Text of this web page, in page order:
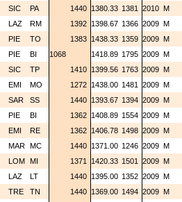
SIC PA 1440 1380.33 1381 2010 M
LAZ RM 1392 1398.67 1366 2009 M
PIE TO 1383 1438.33 1359 2009 M
PIE BI 1068 1418.89 1795 2009 M
SIC TP 1410 1399.56 1763 2009 M
EMI MO 1272 1438.00 1481 2009 M
SAR SS 1440 1393.67 1394 2009 M
PIE BI 1362 1408.89 1554 2009 M
EMI RE 1362 1406.78 1498 2009 M
MAR MC 1440 1371.00 1246 2009 M
LOM MI 1371 1420.33 1501 2009 M
LAZ LT 1440 1395.00 1352 2009 M
TRE TN 1440 1369.00 1494 2009 M